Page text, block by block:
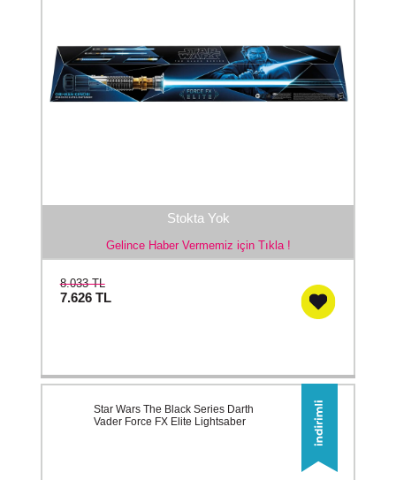
Stokta Yok
Gelince Haber Vermemiz için Tıkla !
8.033 TL
7.626 TL
Star Wars The Black Series Darth
Vader Force FX Elite Lightsaber